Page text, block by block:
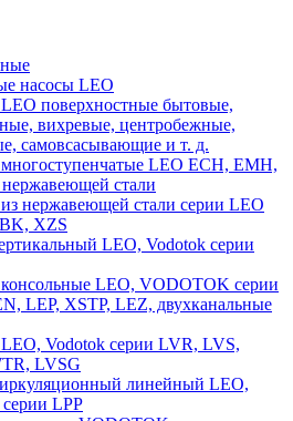
насосы LEO
поверхностные бытовые,
вихревые, центробежные,
самовсасывающие и т. д.
LEO ECH, EMH,
стали
нержавеющей стали серии LEO
XZS
LEO, Vodotok серии
LEO, VODOTOK серии
LEP, XSTP, LEZ, двухканальные
Vodotok серии LVR, LVS,
LVSG
линейный LEO,
LPP